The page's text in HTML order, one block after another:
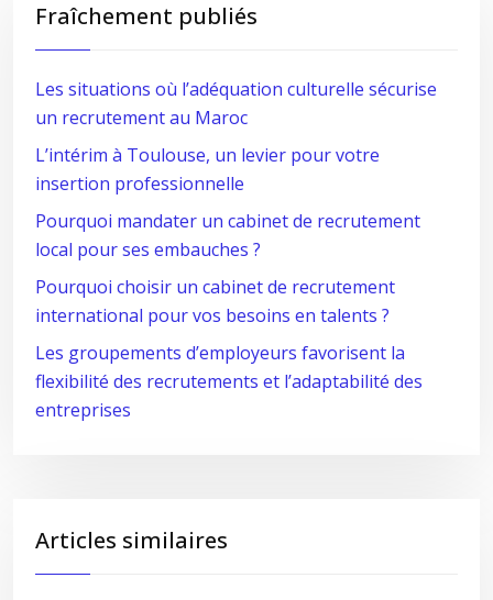
Fraîchement publiés
Les situations où l’adéquation culturelle sécurise
un recrutement au Maroc
L’intérim à Toulouse, un levier pour votre
insertion professionnelle
Pourquoi mandater un cabinet de recrutement
local pour ses embauches ?
Pourquoi choisir un cabinet de recrutement
international pour vos besoins en talents ?
Les groupements d’employeurs favorisent la
flexibilité des recrutements et l’adaptabilité des
entreprises
Articles similaires